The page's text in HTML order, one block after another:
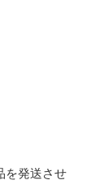
を発送させ